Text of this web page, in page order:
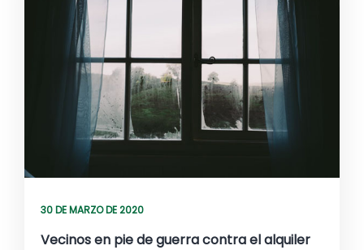
30 DE MARZO DE 2020
Vecinos en pie de guerra contra el alquiler